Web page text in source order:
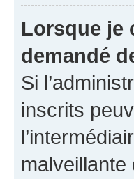
Lorsque je
demandé
Si
inscrits